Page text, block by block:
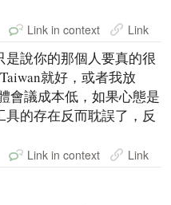
Link in context Link
說你的那個人要真的很
就好，或者我放
會議成本低，如果心態是
的存在反而耽誤了，反
Link in context Link